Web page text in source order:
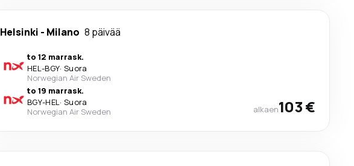
Helsinki - Milano 8 päivää
to 12 marrask.
HEL-BGY· Suora
Norwegian Air Sweden
to 19 marrask.
BGY-HEL· Suora
Norwegian Air Sweden
alkaen103 €